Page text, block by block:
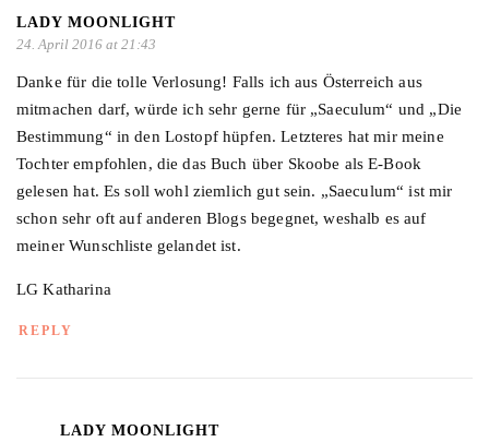
LADY MOONLIGHT
24. April 2016 at 21:43
Danke für die tolle Verlosung! Falls ich aus Österreich aus
mitmachen darf, würde ich sehr gerne für „Saeculum“ und „Die
Bestimmung“ in den Lostopf hüpfen. Letzteres hat mir meine
Tochter empfohlen, die das Buch über Skoobe als E-Book
gelesen hat. Es soll wohl ziemlich gut sein. „Saeculum“ ist mir
schon sehr oft auf anderen Blogs begegnet, weshalb es auf
meiner Wunschliste gelandet ist.
LG Katharina
REPLY
LADY MOONLIGHT